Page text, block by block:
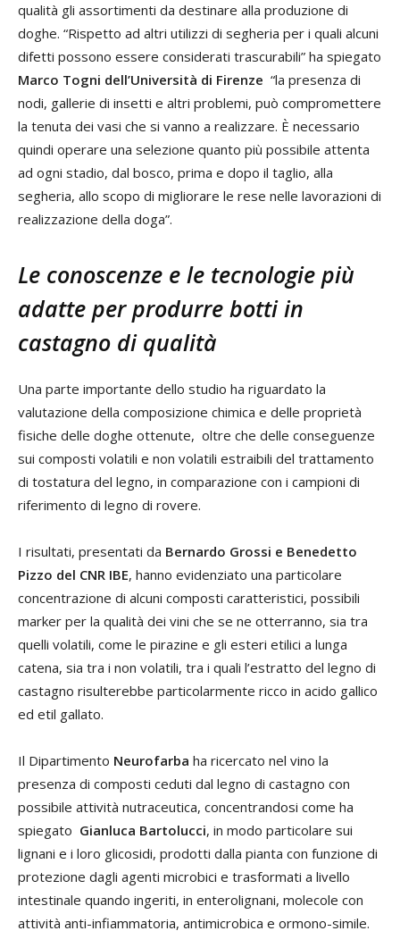
qualità gli assortimenti da destinare alla produzione di
doghe. “Rispetto ad altri utilizzi di segheria per i quali alcuni
difetti possono essere considerati trascurabili” ha spiegato
Marco Togni dell’Università di Firenze “la presenza di
nodi, gallerie di insetti e altri problemi, può compromettere
la tenuta dei vasi che si vanno a realizzare. È necessario
quindi operare una selezione quanto più possibile attenta
ad ogni stadio, dal bosco, prima e dopo il taglio, alla
segheria, allo scopo di migliorare le rese nelle lavorazioni di
realizzazione della doga”.
Le conoscenze e le tecnologie più
adatte per produrre botti in
castagno di qualità
Una parte importante dello studio ha riguardato la
valutazione della composizione chimica e delle proprietà
fisiche delle doghe ottenute, oltre che delle conseguenze
sui composti volatili e non volatili estraibili del trattamento
di tostatura del legno, in comparazione con i campioni di
riferimento di legno di rovere.
I risultati, presentati da Bernardo Grossi e Benedetto
Pizzo del CNR IBE, hanno evidenziato una particolare
concentrazione di alcuni composti caratteristici, possibili
marker per la qualità dei vini che se ne otterranno, sia tra
quelli volatili, come le pirazine e gli esteri etilici a lunga
catena, sia tra i non volatili, tra i quali l’estratto del legno di
castagno risulterebbe particolarmente ricco in acido gallico
ed etil gallato.
Il Dipartimento Neurofarba ha ricercato nel vino la
presenza di composti ceduti dal legno di castagno con
possibile attività nutraceutica, concentrandosi come ha
spiegato Gianluca Bartolucci, in modo particolare sui
lignani e i loro glicosidi, prodotti dalla pianta con funzione di
protezione dagli agenti microbici e trasformati a livello
intestinale quando ingeriti, in enterolignani, molecole con
attività anti-infiammatoria, antimicrobica e ormono-simile.